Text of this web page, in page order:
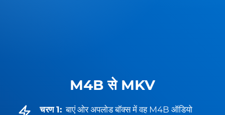
M4B से MKV
चरण 1: बाएं ओर अपलोड बॉक्स में वह M4B ऑडियो